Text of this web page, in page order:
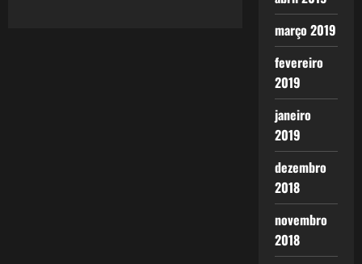
março 2019
fevereiro
2019
janeiro
2019
dezembro
2018
novembro
2018